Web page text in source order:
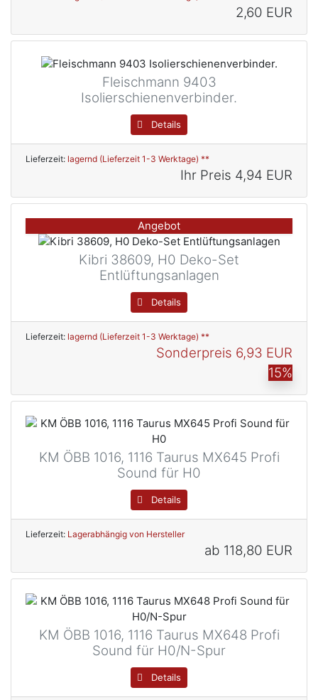
2,60 EUR
Fleischmann 9403
Isolierschienenverbinder.
Details
Lieferzeit: lagernd (Lieferzeit 1-3 Werktage) **
Ihr Preis 4,94 EUR
Angebot
Kibri 38609, H0 Deko-Set
Entlüftungsanlagen
Details
Lieferzeit: lagernd (Lieferzeit 1-3 Werktage) **
Sonderpreis 6,93 EUR
15%
KM ÖBB 1016, 1116 Taurus MX645 Profi
Sound für H0
Details
Lieferzeit: Lagerabhängig von Hersteller
ab 118,80 EUR
KM ÖBB 1016, 1116 Taurus MX648 Profi
Sound für H0/N-Spur
Details